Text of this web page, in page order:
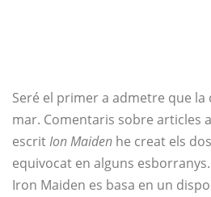
Seré el primer a admetre que
mar. Comentaris sobre articles
escritIon Maiden he creat els
equivocat en alguns
Iron Maiden es basa en un